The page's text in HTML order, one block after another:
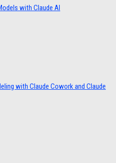
with Claude AI
with Claude Cowork and Claude